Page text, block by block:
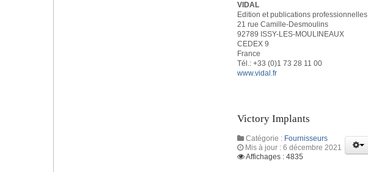
VIDAL
Edition et publications professionnelles
21 rue Camille-Desmoulins
92789 ISSY-LES-MOULINEAUX
CEDEX 9
France
Tél.: +33 (0)1 73 28 11 00
www.vidal.fr
Victory Implants
Catégorie : Fournisseurs
Mis à jour : 6 décembre 2021
Affichages : 4835